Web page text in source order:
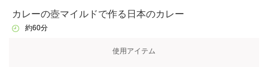
カレーの壺マイルドで作る日本のカレー
約60分
使用アイテム